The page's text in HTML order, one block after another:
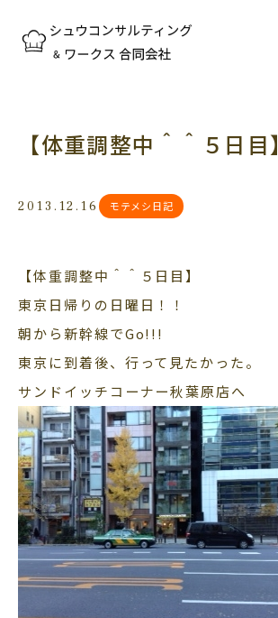
【体重調整中＾＾５日目】
2013.12.16 モテメシ日記
【体重調整中＾＾５日目】
東京日帰りの日曜日！！
朝から新幹線でGo!!!
東京に到着後、行って見たかった。
サンドイッチコーナー秋葉原店へ